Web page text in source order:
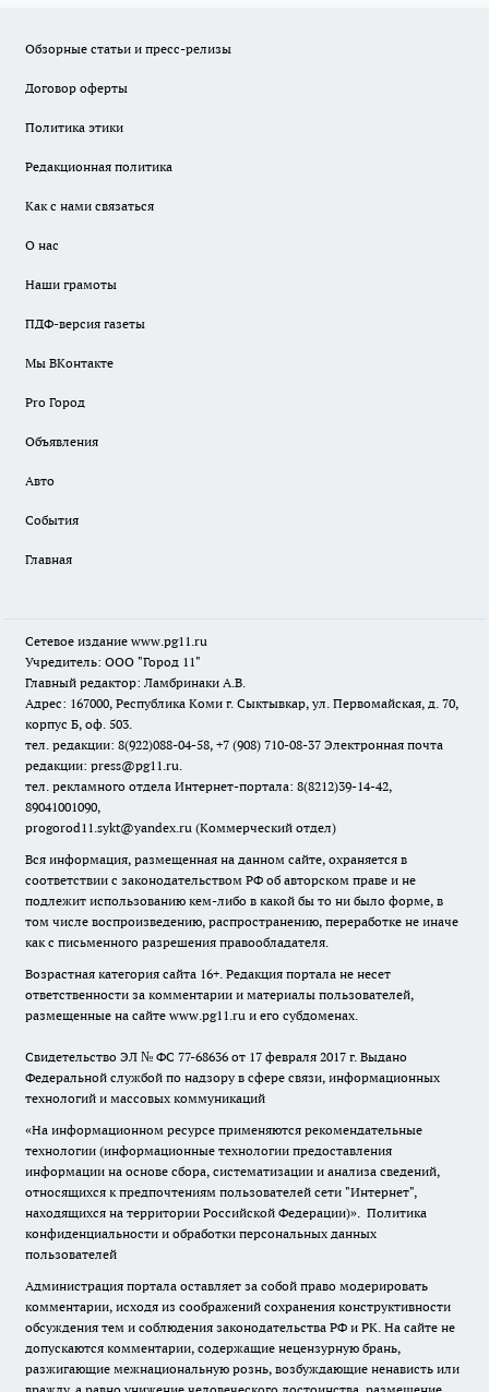
Обзорные статьи и пресс-релизы
Договор оферты
Политика этики
Редакционная политика
Как с нами связаться
О нас
Наши грамоты
ПДФ-версия газеты
Мы ВКонтакте
Pro Город
Объявления
Авто
События
Главная
Сетевое издание www.pg11.ru
Учредитель: ООО "Город 11"
Главный редактор: Ламбринаки А.В.
Адрес: 167000, Республика Коми г. Сыктывкар, ул. Первомайская, д. 70,
корпус Б, оф. 503.
тел. редакции: 8(922)088-04-58, +7 (908) 710-08-37 Электронная почта
редакции: press@pg11.ru.
тел. рекламного отдела Интернет-портала: 8(8212)39-14-42,
89041001090,
progorod11.sykt@yandex.ru (Коммерческий отдел)
Вся информация, размещенная на данном сайте, охраняется в
соответствии с законодательством РФ об авторском праве и не
подлежит использованию кем-либо в какой бы то ни было форме, в
том числе воспроизведению, распространению, переработке не иначе
как с письменного разрешения правообладателя.
Возрастная категория сайта 16+. Редакция портала не несет
ответственности за комментарии и материалы пользователей,
размещенные на сайте www.pg11.ru и его субдоменах.
Свидетельство ЭЛ № ФС 77-68636 от 17 февраля 2017 г. Выдано
Федеральной службой по надзору в сфере связи, информационных
технологий и массовых коммуникаций
«На информационном ресурсе применяются рекомендательные
технологии (информационные технологии предоставления
информации на основе сбора, систематизации и анализа сведений,
относящихся к предпочтениям пользователей сети "Интернет",
находящихся на территории Российской Федерации)». Политика
конфиденциальности и обработки персональных данных
пользователей
Администрация портала оставляет за собой право модерировать
комментарии, исходя из соображений сохранения конструктивности
обсуждения тем и соблюдения законодательства РФ и РК. На сайте не
допускаются комментарии, содержащие нецензурную брань,
разжигающие межнациональную рознь, возбуждающие ненависть или